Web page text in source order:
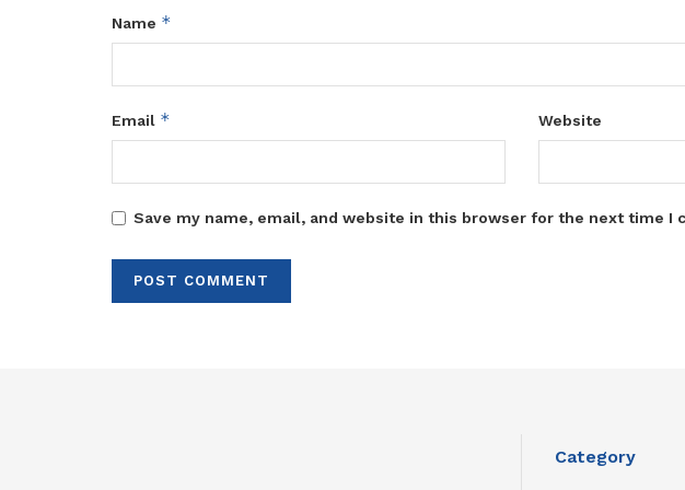
Name *
Email * Website
Save my name, email, and website in this browser for the next time I
Category